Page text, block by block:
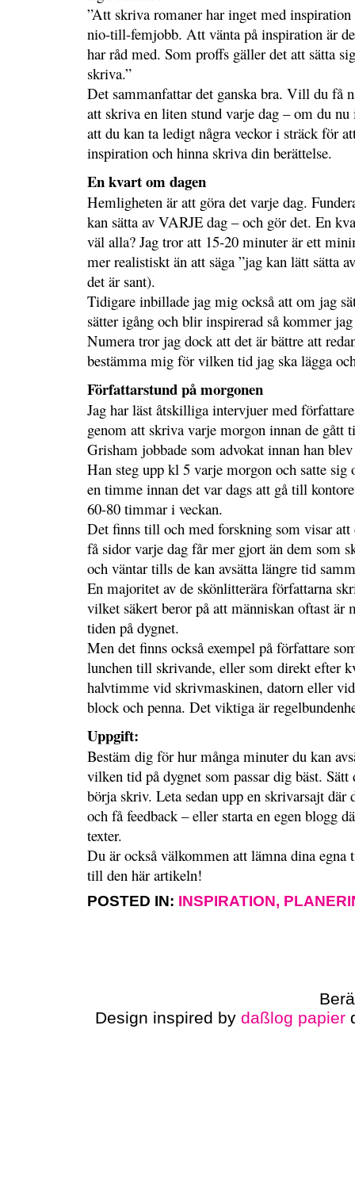
”Att skriva romaner har inget med
nio-till-femjobb. Att vänta på inspiration är
har råd med. Som proffs gäller det att sätta
skriva.”
Det sammanfattar det ganska bra. Vill du få
att skriva en liten stund varje dag – om du
att du kan ta ledigt några veckor i sträck för
inspiration och hinna skriva din berättelse.
En kvart om dagen
Hemligheten är att göra det varje dag.
kan sätta av VARJE dag – och gör det. En
väl alla? Jag tror att 15-20 minuter är ett
mer realistiskt än att säga ”jag kan lätt sätta
det är sant).
Tidigare inbillade jag mig också att om jag
sätter igång och blir inspirerad så kommer
Numera tror jag dock att det är bättre att
bestämma mig för vilken tid jag ska lägga
Författarstund på morgonen
Jag har läst åtskilliga intervjuer med
genom att skriva varje morgon innan de gått
Grisham jobbade som advokat innan han
Han steg upp kl 5 varje morgon och satte sig
en timme innan det var dags att gå till
60-80 timmar i veckan.
Det finns till och med forskning som visar att
få sidor varje dag får mer gjort än dem som
och väntar tills de kan avsätta längre tid
En majoritet av de skönlitterära författarna
vilket säkert beror på att människan oftast är
tiden på dygnet.
Men det finns också exempel på författare
lunchen till skrivande, eller som direkt efter
halvtimme vid skrivmaskinen, datorn eller
block och penna. Det viktiga är
Uppgift:
Bestäm dig för hur många minuter du kan
vilken tid på dygnet som passar dig bäst. Sätt
börja skriv. Leta sedan upp en skrivarsajt där
och få feedback – eller starta en egen blogg
texter.
Du är också välkommen att lämna dina egna
till den här artikeln!
POSTED IN: INSPIRATION,
Design inspired by daßlog papier